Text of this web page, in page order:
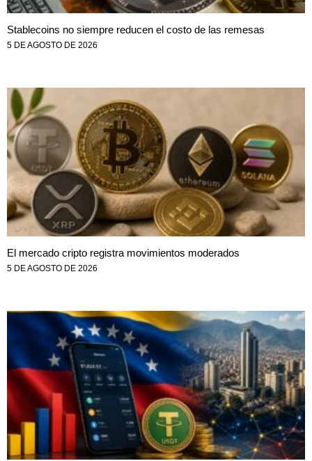
Stablecoins no siempre reducen el costo de las remesas
5 DE AGOSTO DE 2026
El mercado cripto registra movimientos moderados
5 DE AGOSTO DE 2026